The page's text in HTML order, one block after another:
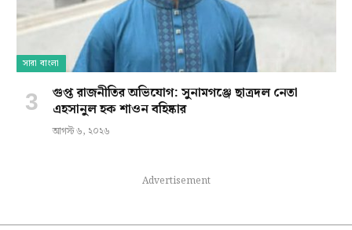
সারা বাংলা
গুপ্ত রাজনীতির অভিযোগ: সুনামগঞ্জে ছাত্রদল নেতা
এহসানুল হক শাওন বহিষ্কার
আগস্ট ৬, ২০২৬
Advertisement